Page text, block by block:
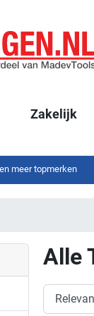
Zakelijk
meer topmerken
Alle